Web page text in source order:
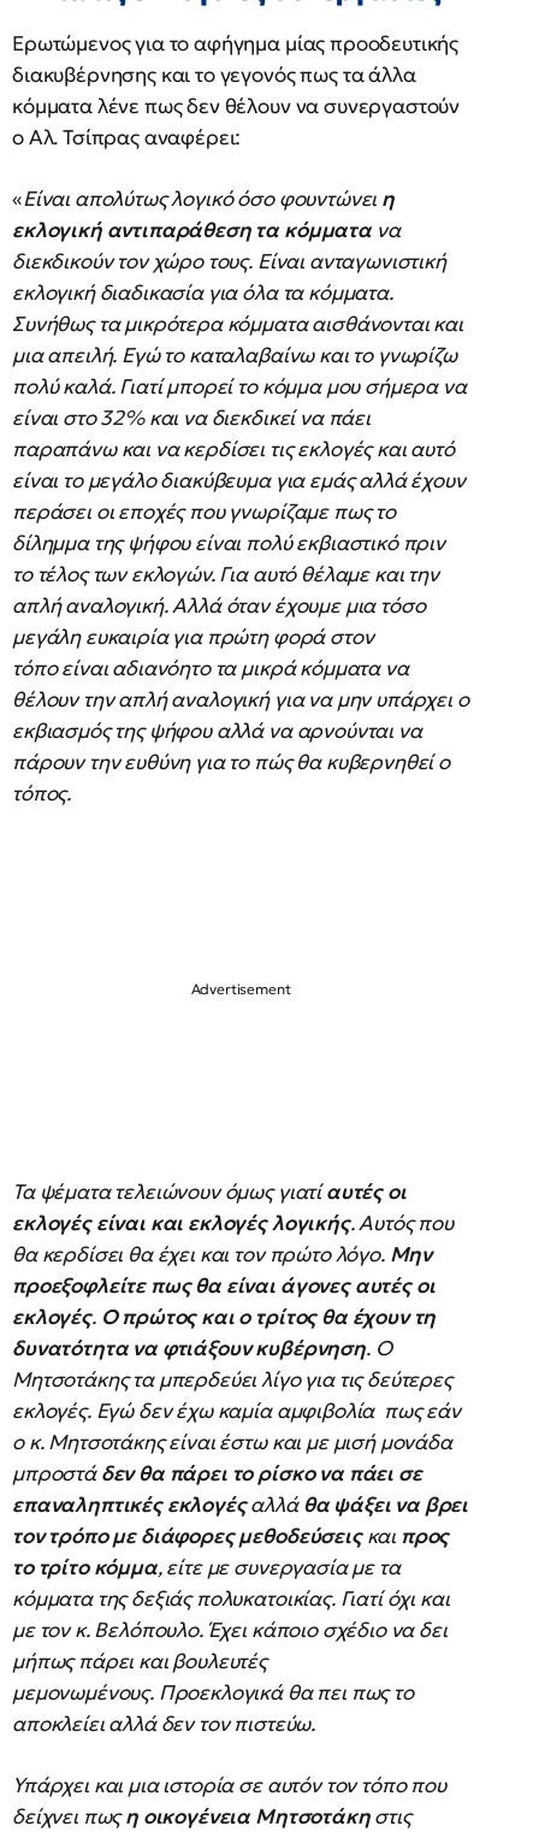
Ερωτώμενος για το αφήγημα μίας προοδευτικής
διακυβέρνησης και το γεγονός πως τα άλλα
κόμματα λένε πως δεν θέλουν να συνεργαστούν
ο Αλ. Τσίπρας αναφέρει:
«Είναι απολύτως λογικό όσο φουντώνει η
εκλογική αντιπαράθεση τα κόμματανα
διεκδικούν τον χώρο τους. Είναι ανταγωνιστική
εκλογική διαδικασία για όλα τα κόμματα.
Συνήθως τα μικρότερα κόμματα αισθάνονται και
μια απειλή. Εγώ το καταλαβαίνω και το γνωρίζω
πολύ καλά. Γιατί μπορεί το κόμμα μου σήμερα να
είναι στο 32% και να διεκδικεί να πάει
παραπάνω και να κερδίσει τις εκλογές και αυτό
είναι το μεγάλο διακύβευμα για εμάς αλλά έχουν
περάσει οι εποχές που γνωρίζαμε πως το
δίλημμα της ψήφου είναι πολύ εκβιαστικό πριν
το τέλος των εκλογών. Για αυτό θέλαμε και την
απλή αναλογική. Αλλά όταν έχουμε μια τόσο
μεγάλη ευκαιρία για πρώτη φορά στον
τόπο είναι αδιανόητο τα μικρά κόμματα να
θέλουν την απλή αναλογική για να μην υπάρχει ο
εκβιασμός της ψήφου αλλά να αρνούνται να
πάρουν την ευθύνη για το πώς θα κυβερνηθεί ο
τόπος.
Τα ψέματα τελειώνουν όμως γιατίαυτές οι
εκλογές είναι και εκλογές λογικής. Αυτός που
θα κερδίσει θα έχει και τον πρώτο λόγο. Μην
προεξοφλείτε πως θα είναι άγονες αυτές οι
εκλογές. Ο πρώτος και ο τρίτος θα έχουν τη
δυνατότητα να φτιάξουν κυβέρνηση. Ο
Μητσοτάκης τα μπερδεύει λίγο για τις δεύτερες
εκλογές. Εγώ δεν έχω καμία αμφιβολία πως εάν
ο κ. Μητσοτάκης είναι έστω και με μισή μονάδα
μπροστάδεν θα πάρει το ρίσκο να πάει σε
επαναληπτικές εκλογέςαλλά θα ψάξει να βρει
τον τρόπο με διάφορες μεθοδεύσειςκαι προς
το τρίτο κόμμα, είτε με συνεργασία με τα
κόμματα της δεξιάς πολυκατοικίας. Γιατί όχι και
με τον κ. Βελόπουλο. Έχει κάποιο σχέδιο να δει
μήπως πάρει και βουλευτές
μεμονωμένους. Προεκλογικά θα πει πως το
αποκλείει αλλά δεν τον πιστεύω.
Υπάρχει και μια ιστορία σε αυτόν τον τόπο που
δείχνει πωςη οικογένεια Μητσοτάκηστις